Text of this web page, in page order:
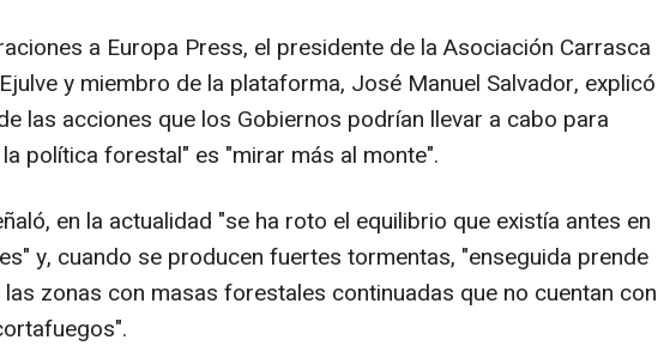
a Europa Press, el presidente de la Asociación Carrasca
y miembro de la plataforma, José Manuel Salvador, explicó
las acciones que los Gobiernos podrían llevar a cabo para
política forestal" es "mirar más al monte".
en la actualidad "se ha roto el equilibrio que existía antes en
y, cuando se producen fuertes tormentas, "enseguida prende
zonas con masas forestales continuadas que no cuentan con